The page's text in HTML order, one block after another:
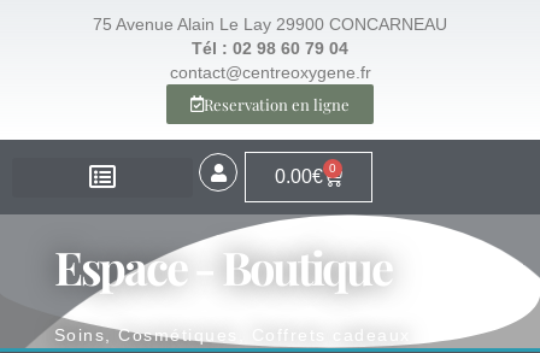
75 Avenue Alain Le Lay 29900 CONCARNEAU
Tél : 02 98 60 79 04
contact@centreoxygene.fr
Reservation en ligne
0.00€ 0
Espace - Boutique
Soins, Cosmétiques, Coffrets cadeaux